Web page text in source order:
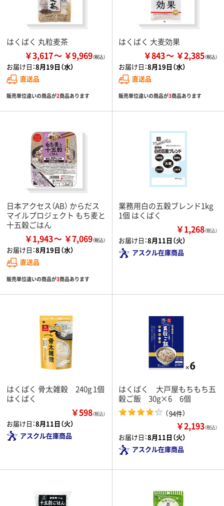
はくばく 丸粒麦茶
￥3,617 ￥9,969
お届け日：8月19日（水）
直送品
販売単位違いの商品が2商品あります
はくばく 大麦効果
￥843 ￥2,385
お届け日：8月19日（水）
直送品
販売単位違いの商品が3商品あります
日本アクセス（AB） からだス
マイルプロジェクト もち麦と
十五穀ごはん
￥1,943 ￥7,069
お届け日：8月19日（水）
直送品
販売単位違いの商品が3商品あります
業務用白の五穀ブレンド1kg
1個 はくばく
￥1,268（税込）
お届け日：8月11日（火）
アスクル在庫商品
はくばく 骨太雑穀 240g 1個
はくばく
￥598（税込）
お届け日：8月11日（火）
アスクル在庫商品
はくばく 大戸屋もちもち五
穀ご飯 30g×6 6個
（94件）
￥2,193（税込）
お届け日：8月11日（火）
アスクル在庫商品